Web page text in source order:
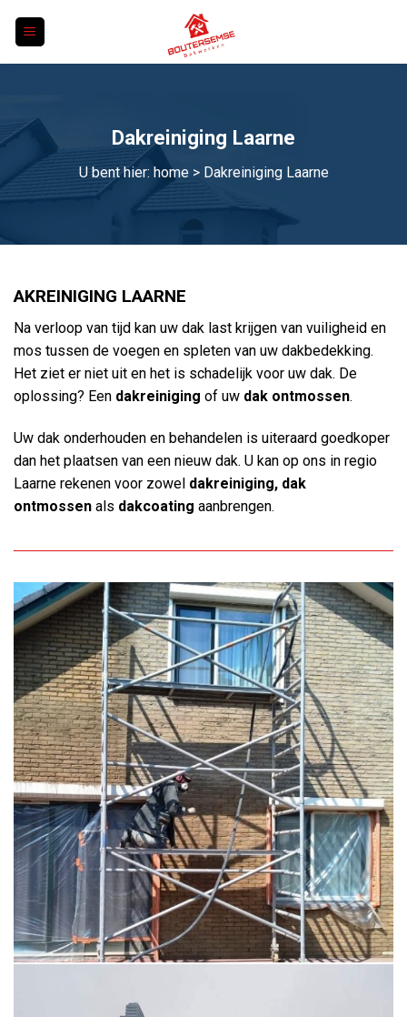
Dakreiniging Laarne
U bent hier: home> Dakreiniging Laarne
AKREINIGING LAARNE
Na verloop van tijd kan uw dak last krijgen van vuiligheid en
mos tussen de voegen en spleten van uw dakbedekking.
Het ziet er niet uit en het is schadelijk voor uw dak. De
oplossing? Een dakreiniging of uw dak ontmossen.
Uw dak onderhouden en behandelen is uiteraard goedkoper
dan het plaatsen van een nieuw dak. U kan op ons in regio
Laarne rekenen voor zowel dakreiniging, dak
ontmossen als dakcoating aanbrengen.